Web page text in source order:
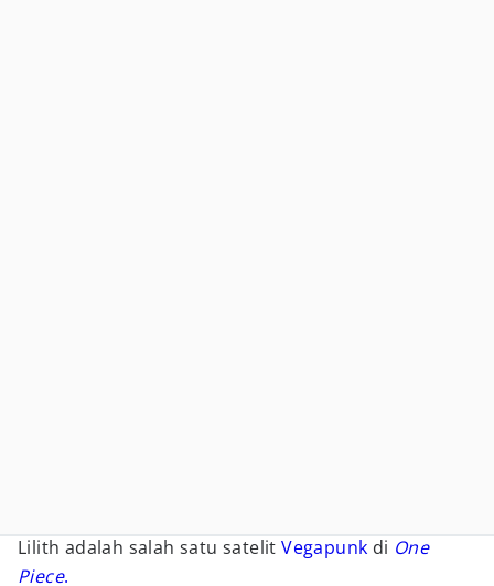
Lilith adalah salah satu satelitVegapunk di One
Piece.